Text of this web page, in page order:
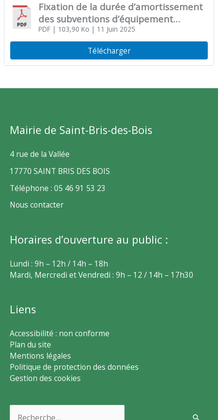
Fixation de la durée d’amortissement
des subventions d’équipement
versées par la commune
PDF| 103,90 Ko | 11 Juin 2025
Télécharger
Mairie de Saint-Bris-des-Bois
4 rue de la Vallée
17770 SAINT BRIS DES BOIS
Téléphone : 05 46 91 53 23
Nous contacter
Horaires d’ouverture au public :
Lundi : 9h – 12h / 14h – 18h
Mardi, Mercredi et Vendredi : 9h – 12 / 14h – 17h30
Liens
Accessibilité : non conforme
Plan du site
Mentions légales
Politique de protection des données
Gestion des cookies